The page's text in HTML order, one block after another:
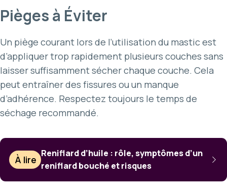
Pièges à Éviter
Un piège courant lors de l’utilisation du mastic est
d’appliquer trop rapidement plusieurs couches sans
laisser suffisamment sécher chaque couche. Cela
peut entraîner des fissures ou un manque
d’adhérence. Respectez toujours le temps de
séchage recommandé.
À lire
Reniflard d’huile : rôle, symptômes d’un
reniflard bouché et risques